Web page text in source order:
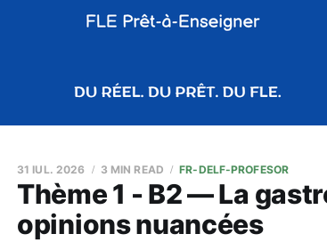
Thème 1 - B2 — La
opinions nuancées
31 IUL. 2026 3 MIN READ FR-DELF-PROFESOR